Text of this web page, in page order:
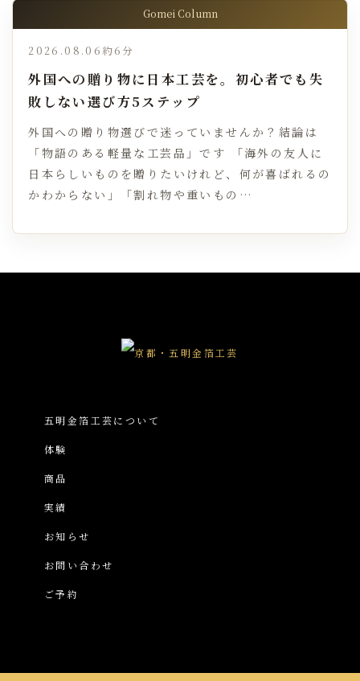
Gomei Column
2026.08.06 約6分
外国への贈り物に日本工芸を。初心者でも失
敗しない選び方5ステップ
外国への贈り物選びで迷っていませんか？結論は
「物語のある軽量な工芸品」です 「海外の友人に
日本らしいものを贈りたいけれど、何が喜ばれるの
かわからない」「割れ物や重いもの…
五明金箔工芸について
体験
商品
実績
お知らせ
お問い合わせ
ご予約